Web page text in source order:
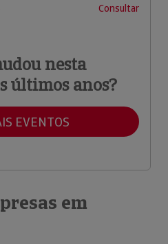
Consultar
nesta
últimos anos?
EVENTOS
em